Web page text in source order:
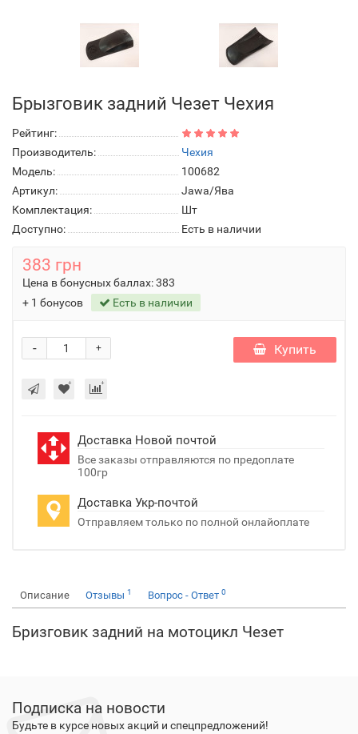
Брызговик задний Чезет Чехия
Рейтинг:
Производитель:
Чехия
Модель:
100682
Артикул:
Jawa/Ява
Комплектация:
Шт
Доступно:
Есть в наличии
383 грн
Цена в бонусных баллах:383
+ 1 бонусов
Есть в наличии
+
- Купить
Доставка Новой почтой
Все заказы отправляются по предоплате
100гр
Доставка Укр-почтой
Отправляем только по полной онлайоплате
Описание Отзывы 1 Вопрос - Ответ 0
Бризговик задний на мотоцикл Чезет
Подписка на новости
Будьте в курсе новых акций и спецпредложений!